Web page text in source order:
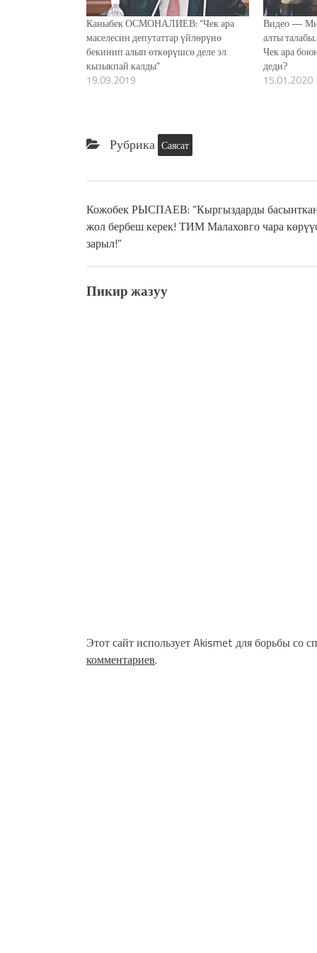
Каныбек ОСМОНАЛИЕВ: “Чек ара
маселесин депутаттар үйлөрүнө
бекинип алып өткөрүшсө деле эл
кызыкпай калды”
19.09.2019
Видео —
алты
Чек ара
деди?
15.01.2020
Рубрика Саясат
Кожобек РЫСПАЕВ: “Кыргыздарды
жол бербеш керек! ТИМ Малаховго чара
зарыл!”
Пикир жазуу
Этот сайт использует Akismet для борьбы со
комментариев.